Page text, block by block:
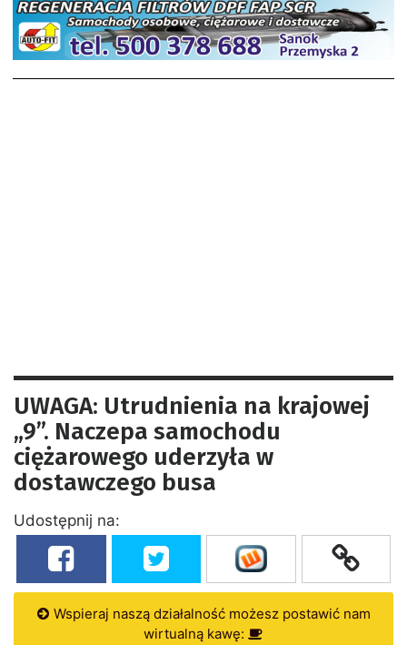
UWAGA: Utrudnienia na krajowej
„9”. Naczepa samochodu
ciężarowego uderzyła w
dostawczego busa
Udostępnij na:
Wspieraj naszą działalność możesz postawić nam
wirtualną kawę: